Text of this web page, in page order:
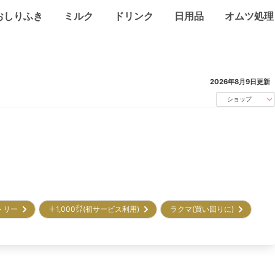
しりふき ミルク ドリンク 日用品 オムツ処理
2026年8月9日更新
ショップ
リー ＋1,000㌽(初サービス利用)
ラクマ(買い回りに)